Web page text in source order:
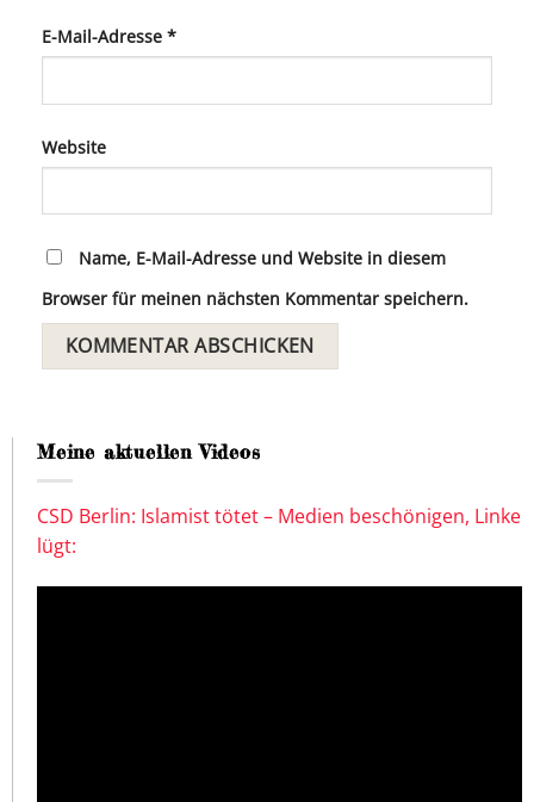
E-Mail-Adresse *
Website
Name, E-Mail-Adresse und Website in diesem
Browser für meinen nächsten Kommentar speichern.
Meine aktuellen Videos
CSD Berlin: Islamist tötet – Medien beschönigen, Linke
lügt: